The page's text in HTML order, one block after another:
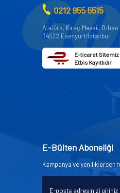
0212 955 5515
Atatürk, Kıraç Mevkii, Orhan
34522 Esenyurt/İstanbul
E-ticaret Sitemiz
Etbis Kayıtlıdır
E-Bülten Aboneliği
Kampanya ve yeniliklerden